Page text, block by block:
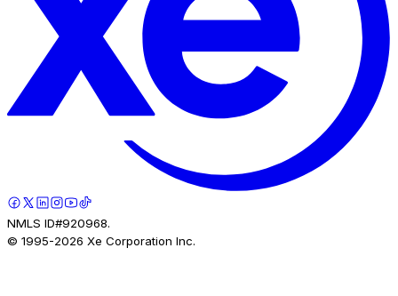
NMLS ID#920968.
© 1995-2026 Xe Corporation Inc.